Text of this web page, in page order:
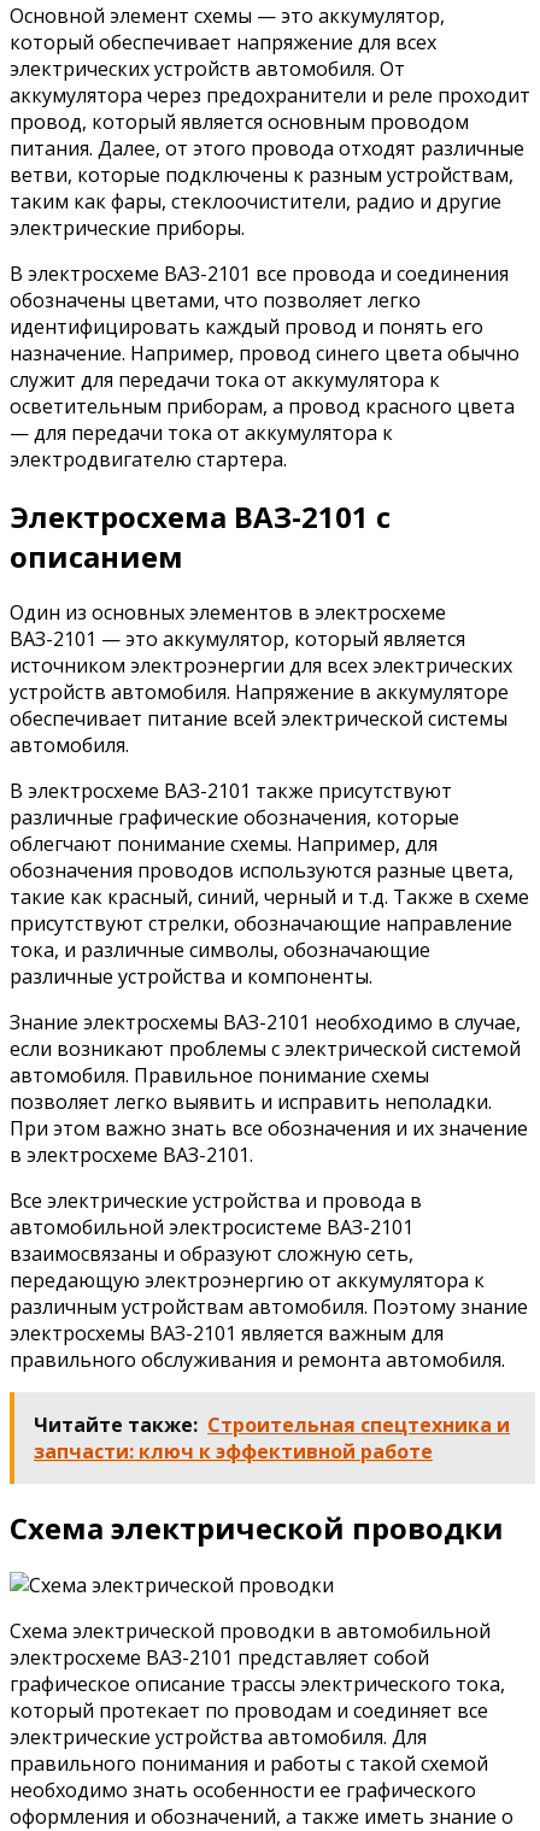
Основной элемент схемы — это аккумулятор,
который обеспечивает напряжение для всех
электрических устройств автомобиля. От
аккумулятора через предохранители и реле проходит
провод, который является основным проводом
питания. Далее, от этого провода отходят различные
ветви, которые подключены к разным устройствам,
таким как фары, стеклоочистители, радио и другие
электрические приборы.
В электросхеме ВАЗ-2101 все провода и соединения
обозначены цветами, что позволяет легко
идентифицировать каждый провод и понять его
назначение. Например, провод синего цвета обычно
служит для передачи тока от аккумулятора к
осветительным приборам, а провод красного цвета
— для передачи тока от аккумулятора к
электродвигателю стартера.
Электросхема ВАЗ-2101 с
описанием
Один из основных элементов в электросхеме
ВАЗ-2101 — это аккумулятор, который является
источником электроэнергии для всех электрических
устройств автомобиля. Напряжение в аккумуляторе
обеспечивает питание всей электрической системы
автомобиля.
В электросхеме ВАЗ-2101 также присутствуют
различные графические обозначения, которые
облегчают понимание схемы. Например, для
обозначения проводов используются разные цвета,
такие как красный, синий, черный и т.д. Также в схеме
присутствуют стрелки, обозначающие направление
тока, и различные символы, обозначающие
различные устройства и компоненты.
Знание электросхемы ВАЗ-2101 необходимо в случае,
если возникают проблемы с электрической системой
автомобиля. Правильное понимание схемы
позволяет легко выявить и исправить неполадки.
При этом важно знать все обозначения и их значение
в электросхеме ВАЗ-2101.
Все электрические устройства и провода в
автомобильной электросистеме ВАЗ-2101
взаимосвязаны и образуют сложную сеть,
передающую электроэнергию от аккумулятора к
различным устройствам автомобиля. Поэтому знание
электросхемы ВАЗ-2101 является важным для
правильного обслуживания и ремонта автомобиля.
Читайте также: Строительная спецтехника и
запчасти: ключ к эффективной работе
Схема электрической проводки
Схема электрической проводки в автомобильной
электросхеме ВАЗ-2101 представляет собой
графическое описание трассы электрического тока,
который протекает по проводам и соединяет все
электрические устройства автомобиля. Для
правильного понимания и работы с такой схемой
необходимо знать особенности ее графического
оформления и обозначений, а также иметь знание о